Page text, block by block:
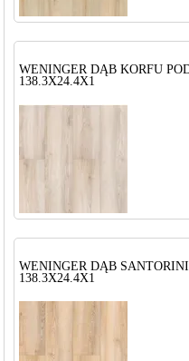
WENINGER DĄB KORFU
138.3X24.4X1
WENINGER DĄB
138.3X24.4X1